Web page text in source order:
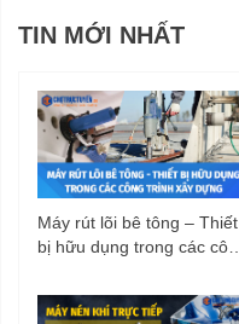
TIN MỚI NHẤT
Máy rút lõi bê tông – Thiết
bị hữu dụng trong các công